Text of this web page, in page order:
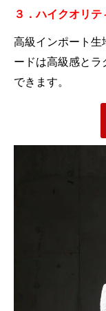
３．ハイクオリ
高級インポート
ードは高級感と
できます。